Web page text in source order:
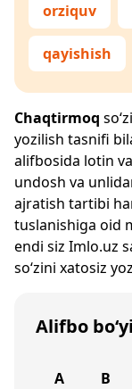
orziquv
qayishish
Chaqtirmoq
yozilish tasnifi
alifbosida lotin
undosh va
ajratish tartibi
tuslanishiga oid
endi siz Imlo.uz
so‘zini xatosiz
Alifbo
A B